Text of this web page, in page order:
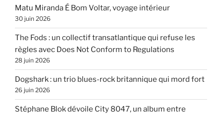
Matu Miranda É Bom Voltar, voyage intérieur
30 juin 2026
The Fods : un collectif transatlantique qui refuse les
règles avec Does Not Conform to Regulations
28 juin 2026
Dogshark : un trio blues-rock britannique qui mord fort
26 juin 2026
Stéphane Blok dévoile City 8047, un album entre